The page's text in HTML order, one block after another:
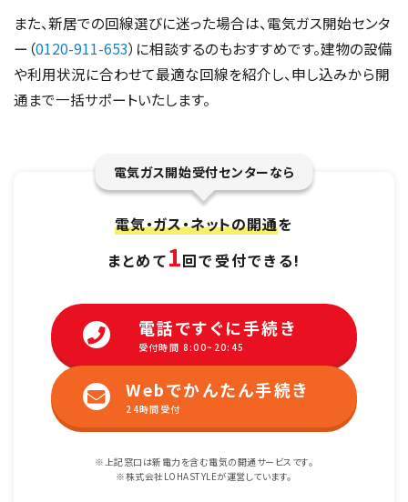
また、新居での回線選びに迷った場合は、電気ガス開始センタ
ー（0120-911-653）に相談するのもおすすめです。建物の設備
や利用状況に合わせて最適な回線を紹介し、申し込みから開
通まで一括サポートいたします。
電気ガス開始受付センターなら
電気・ガス・ネットの開通を
まとめて1回で受付できる!
電話ですぐに手続き
受付時間 8:00~20:45
Webでかんたん手続き
24時間受付
※上記窓口は新電力を含む電気の開通サービスです。
※株式会社LOHASTYLEが運営しています。